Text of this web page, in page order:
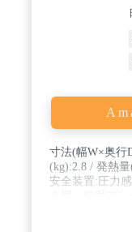
寸法(幅W×奥行
(kg):2.8 / 発熱
安全装置:圧力
ンセプトブッ
ランダやキャ